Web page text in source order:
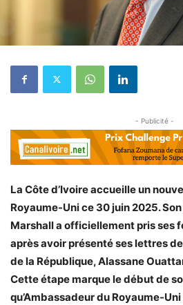
- Publicité -
La Côte d’Ivoire accueille un
Royaume-Uni ce 30 juin 2025.
Marshall a officiellement pris ses
après avoir présenté ses lettres
de la République, Alassane
Cette étape marque le début de
qu’Ambassadeur du Royaume-Uni